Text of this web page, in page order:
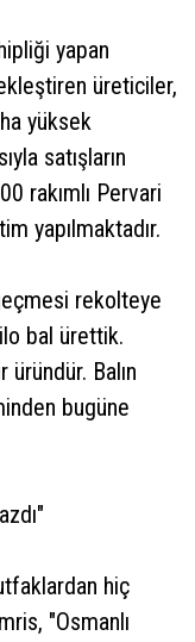
yapan
üreticiler,
yüksek
satışların
rakımlı Pervari
yapılmaktadır.
rekolteye
bal ürettik.
Balın
bugüne
hiç
"Osmanlı